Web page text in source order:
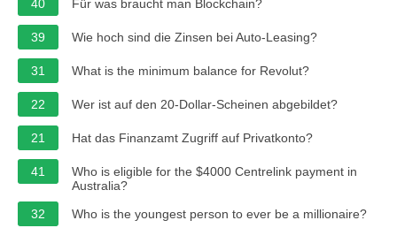
40 Für was braucht man Blockchain?
39 Wie hoch sind die Zinsen bei Auto-Leasing?
31 What is the minimum balance for Revolut?
22 Wer ist auf den 20-Dollar-Scheinen abgebildet?
21 Hat das Finanzamt Zugriff auf Privatkonto?
41
Who is eligible for the $4000 Centrelink payment in
Australia?
32
Who is the youngest person to ever be a millionaire?